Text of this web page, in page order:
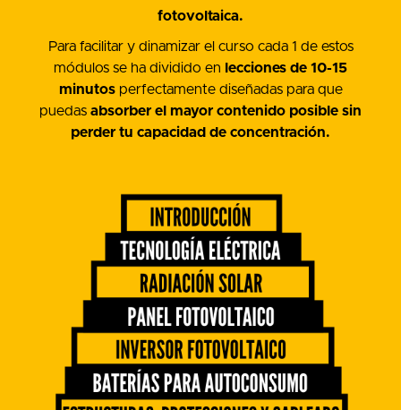
fotovoltaica.
Para facilitar y dinamizar el curso cada 1 de estos
módulos se ha dividido en lecciones de 10-15
minutosperfectamente diseñadas para que
puedas absorber el mayor contenido posible sin
perder tu capacidad de concentración.